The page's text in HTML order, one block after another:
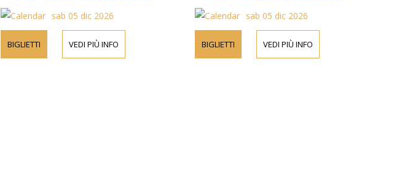
sab 05 dic 2026
BIGLIETTI VEDI PIÙ INFO
sab 05 dic 2026
BIGLIETTI VEDI PIÙ INFO